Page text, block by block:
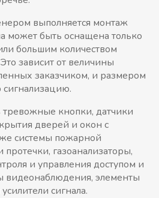
выполняется монтаж
может быть оснащена только
большим количеством
зависит от величины
заказчиком, и размером
тревожные кнопки, датчики
дверей и окон с
системы пожарной
протечки, газоанализаторы,
и управления доступом и
видеонаблюдения, элементы
сигнала.